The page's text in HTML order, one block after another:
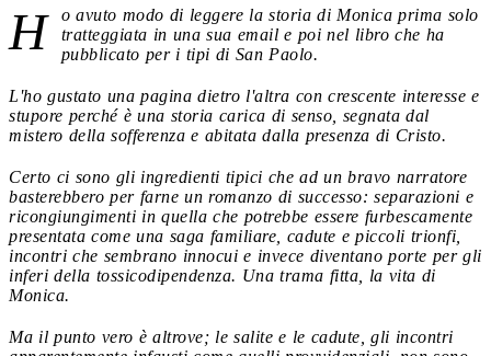
H
o avuto modo di leggere la storia di Monica prima solo
tratteggiata in una sua email e poi nel libro che ha
pubblicato per i tipi di San Paolo.
L'ho gustato una pagina dietro l'altra con crescente interesse e
stupore perché è una storia carica di senso, segnata dal
mistero della sofferenza e abitata dalla presenza di Cristo.
Certo ci sono gli ingredienti tipici che ad un bravo narratore
basterebbero per farne un romanzo di successo: separazioni e
ricongiungimenti in quella che potrebbe essere furbescamente
presentata come una saga familiare, cadute e piccoli trionfi,
incontri che sembrano innocui e invece diventano porte per gli
inferi della tossicodipendenza. Una trama fitta, la vita di
Monica.
Ma il punto vero è altrove; le salite e le cadute, gli incontri